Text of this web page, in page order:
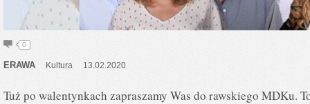
0
ERAWA Kultura 13.02.2020
Tuż po walentynkach zapraszamy Was do rawskiego MDKu.